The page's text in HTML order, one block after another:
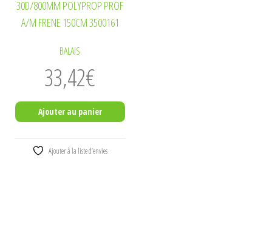
BALAIS
33,42€
Ajouter au panier
Ajouter à la liste d’envies